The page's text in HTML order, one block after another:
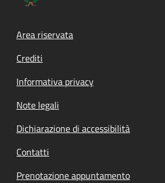
Footer menu
Area riservata
Crediti
Informativa privacy
Note legali
Dichiarazione di accessibilità
Contatti
Prenotazione appuntamento